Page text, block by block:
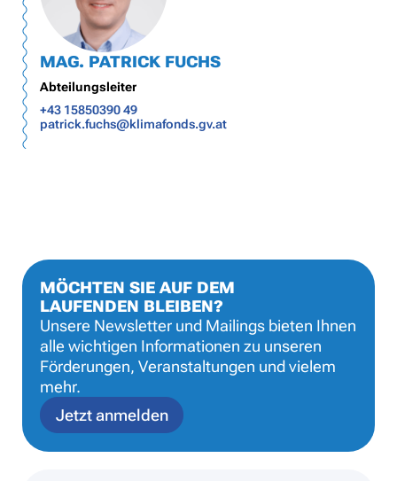
MAG. PATRICK FUCHS
Abteilungsleiter
+43 15850390 49
patrick.fuchs@klimafonds.gv.at
MÖCHTEN SIE AUF DEM
LAUFENDEN BLEIBEN?
Unsere Newsletter und Mailings bieten Ihnen
alle wichtigen Informationen zu unseren
Förderungen, Veranstaltungen und vielem
mehr.
Jetzt anmelden